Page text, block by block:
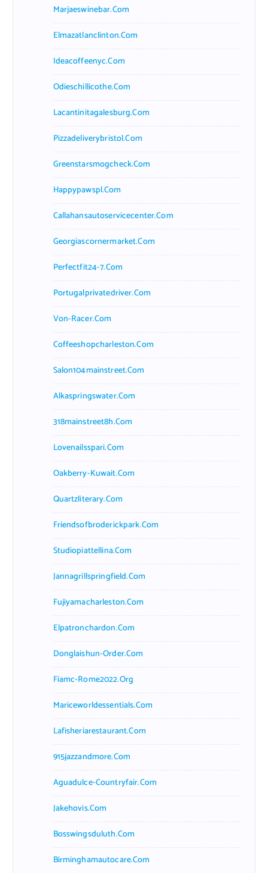
Marjaeswinebar.com
Elmazatlanclinton.com
Ideacoffeenyc.com
Odieschillicothe.com
Lacantinitagalesburg.com
Pizzadeliverybristol.com
Greenstarsmogcheck.com
Happypawspl.com
Callahansautoservicecenter.com
Georgiascornermarket.com
Perfectfit24-7.com
Portugalprivatedriver.com
Von-Racer.com
Coffeeshopcharleston.com
Salon104mainstreet.com
Alkaspringswater.com
318mainstreet8h.com
Lovenailsspari.com
Oakberry-Kuwait.com
Quartzliterary.com
Friendsofbroderickpark.com
Studiopiattellina.com
Jannagrillspringfield.com
Fujiyamacharleston.com
Elpatronchardon.com
Donglaishun-Order.com
Fiamc-Rome2022.org
Mariceworldessentials.com
Lafisheriarestaurant.com
915jazzandmore.com
Aguadulce-Countryfair.com
Jakehovis.com
Bosswingsduluth.com
Birminghamautocare.com